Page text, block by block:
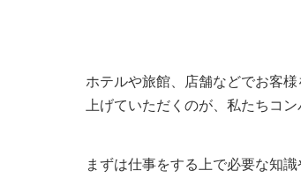
ホテルや旅館、店舗などでお客
上げていただくのが、私たちコ
まずは仕事をする上で必要な知